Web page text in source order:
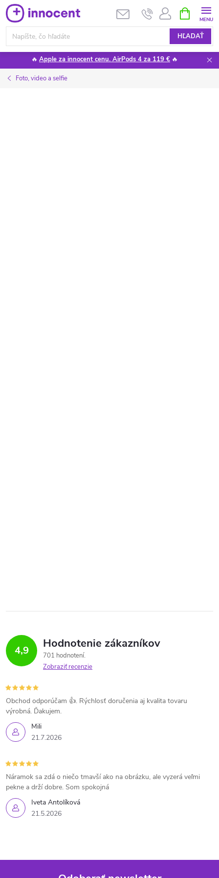
Prejsť
na
obsah
HĽADAŤ
KOŠÍK
🔥 Apple za innocent cenu. AirPods 4 za 119 € 🔥
Foto, video a selfie
4,9 Hodnotenie zákazníkov
701 hodnotení
Zobraziť recenzie
Mili
21.7.2026
Obchod odporúčam 👍. Rýchlosť doručenia aj kvalita tovaru
výrobná. Ďakujem.
Iveta Antolíková
21.5.2026
Náramok sa zdá o niečo tmavší ako na obrázku, ale vyzerá veľmi
pekne a drží dobre. Som spokojná